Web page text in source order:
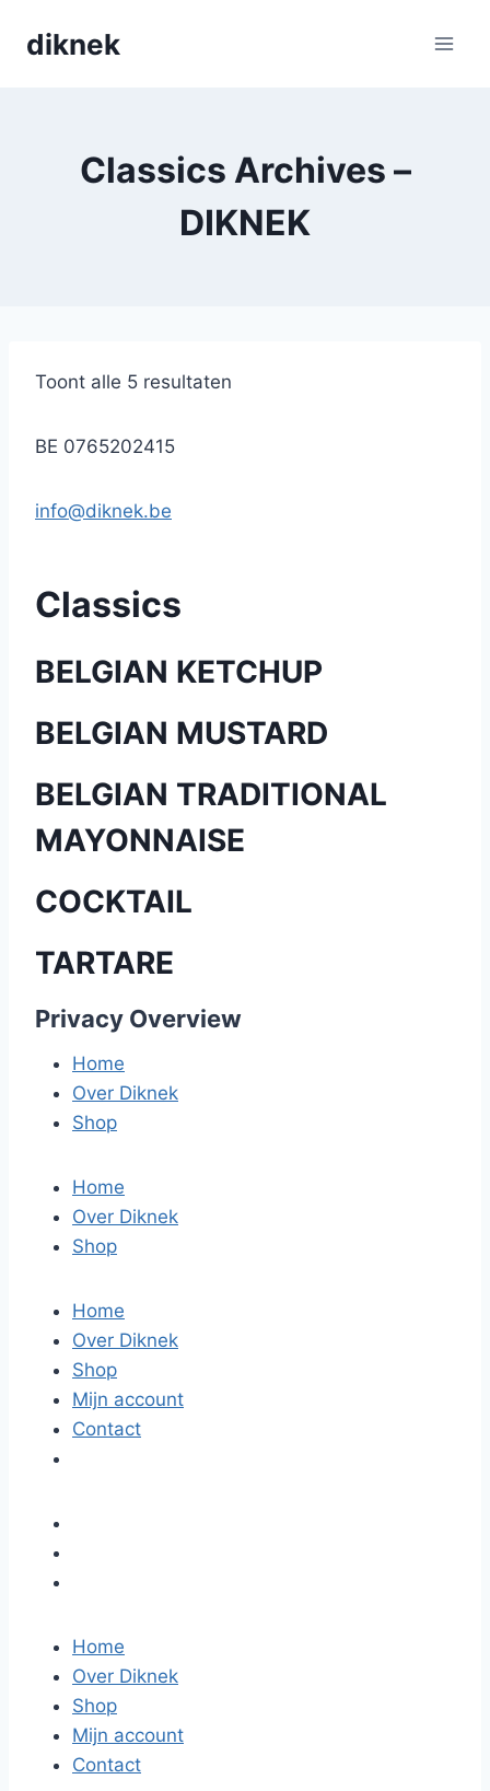
diknek
Classics Archives –
DIKNEK
Toont alle 5 resultaten
BE 0765202415
info@diknek.be
Classics
BELGIAN KETCHUP
BELGIAN MUSTARD
BELGIAN TRADITIONAL
MAYONNAISE
COCKTAIL
TARTARE
Privacy Overview
Home
Over Diknek
Shop
Home
Over Diknek
Shop
Home
Over Diknek
Shop
Mijn account
Contact
Home
Over Diknek
Shop
Mijn account
Contact